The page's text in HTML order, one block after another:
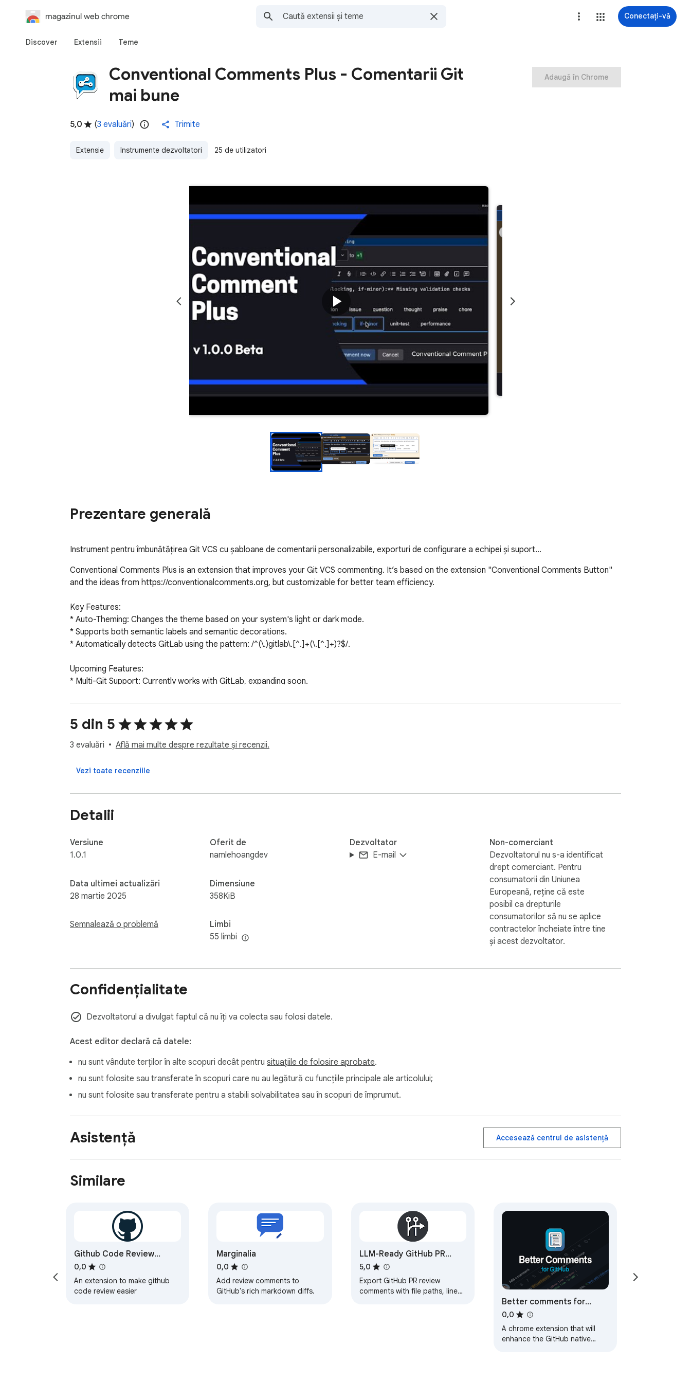
magazinul web chrome Conectați-vă
Discover Extensii Teme
Conventional Comments Plus - Comentarii Git
mai bune
5,0 (3 evaluări) Trimite
Extensie Instrumente dezvoltatori 25 de utilizatori
Adaugă în Chrome
Prezentare generală
Instrument pentru îmbunătățirea Git VCS cu șabloane de comentarii personalizabile, exporturi de configurare a echipei și suport…
Conventional Comments Plus is an extension that improves your Git VCS commenting. It’s based on the extension "Conventional Comments Button"
and the ideas from https://conventionalcomments.org, but customizable for better team efficiency.
Key Features:
* Auto-Theming: Changes the theme based on your system's light or dark mode.
* Supports both semantic labels and semantic decorations.
* Automatically detects GitLab using the pattern: /^(\.)gitlab\.[^.]+(\.[^.]+)?$/.
Upcoming Features:
* Multi-Git Support: Currently works with GitLab, expanding soon.
* Team Config Exports/Imports: Easily export and import settings.
Conventional Comments Plus makes Git VCS commenting smoother, better for team collaboration, and future-proof.
5 din 5
3 evaluări Află mai multe despre rezultate și recenzii.
Vezi toate recenziile
Detalii
Versiune
1.0.1
Data ultimei actualizări
28 martie 2025
Semnalează o problemă
Oferit de
namlehoangdev
Dimensiune
358KiB
Limbi
55 limbi
Dezvoltator
E-mail
Non-comerciant
Dezvoltatorul nu s-a identificat
drept comerciant. Pentru
consumatorii din Uniunea
Europeană, reține că este
posibil ca drepturile
consumatorilor să nu se aplice
contractelor încheiate între tine
și acest dezvoltator.
Confidențialitate
Dezvoltatorul a divulgat faptul că nu îți va colecta sau folosi datele.
Acest editor declară că datele:
nu sunt vândute terților în alte scopuri decât pentru situațiile de folosire aprobate.
nu sunt folosite sau transferate în scopuri care nu au legătură cu funcțiile principale ale articolului;
nu sunt folosite sau transferate pentru a stabili solvabilitatea sau în scopuri de împrumut.
Asistență Accesează centrul de asistență
Similare
Github Code Review
Helper
0,0
An extension to make github
code review easier
Marginalia
0,0
Add review comments to
GitHub's rich markdown diffs.
LLM-Ready GitHub PR
Review Exporter
5,0
Export GitHub PR review
comments with file paths, line
Better comments for
GitHub
0,0
A chrome extension that will
enhance the GitHub native